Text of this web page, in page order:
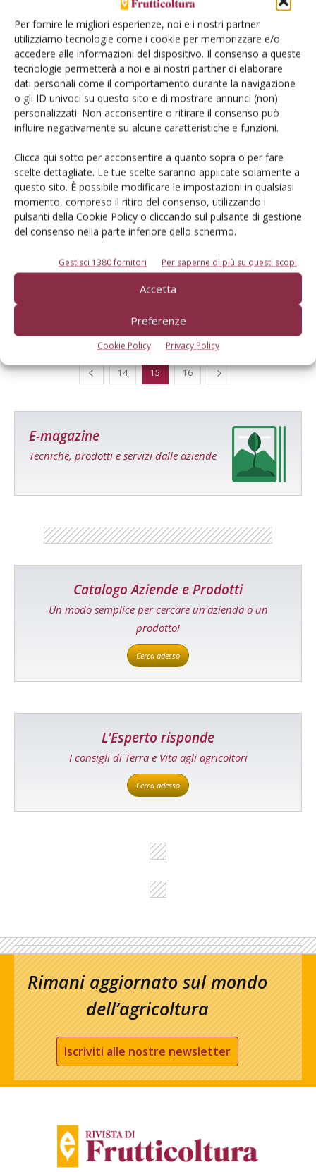
Per fornire le migliori esperienze, noi e i nostri partner
utilizziamo tecnologie come i cookie per memorizzare e/o
accedere alle informazioni del dispositivo. Il consenso a queste
tecnologie permetterà a noi e ai nostri partner di elaborare
dati personali come il comportamento durante la navigazione
o gli ID univoci su questo sito e di mostrare annunci (non)
personalizzati. Non acconsentire o ritirare il consenso può
influire negativamente su alcune caratteristiche e funzioni.
Clicca qui sotto per acconsentire a quanto sopra o per fare
scelte dettagliate. Le tue scelte saranno applicate solamente a
questo sito. È possibile modificare le impostazioni in qualsiasi
momento, compreso il ritiro del consenso, utilizzando i
pulsanti della Cookie Policy o cliccando sul pulsante di gestione
del consenso nella parte inferiore dello schermo.
Gestisci 1380 fornitori Per saperne di più su questi scopi
Accetta
Preferenze
Cookie Policy Privacy Policy
commerciale export-import
2019
Si conferma l'andamento negativo della bilancia commerciale del
settore ortofrutticolo, già evidenziato dai dati del primo trimestre
dell'anno scorso. Tiene l’export (4,6 miliardi di euro), in calo (-55%) il
saldo attivo. È il quadro reso noto da Fruitimprese sulla base dei
dati Istat. Marco Salvi: «Questi numeri non possono accontentarci.
Tornare a crescere è possibile»
VIVAISMO FRUTTICOLO 25 Febbraio 2020
Giornate scientifiche Soi, la XIII
edizione sarà a Catania
Dal 22 al 25 giugno, presso l’Università degli Studi di Catania si terrà
l’incontro organizzato dalla Società di ortoflorofrutticoltura italiana
su “I traguardi di Agenda 2030 per l’ortoflorofrutticoltura italiana”
14 15 16
E-magazine
Tecniche, prodotti e servizi dalle aziende
Catalogo Aziende e Prodotti
Un modo semplice per cercare un'azienda o un
prodotto!
Cerca adesso
L'Esperto risponde
I consigli di Terra e Vita agli agricoltori
Cerca adesso
Rimani aggiornato sul mondo
dell’agricoltura
Iscriviti alle nostre newsletter